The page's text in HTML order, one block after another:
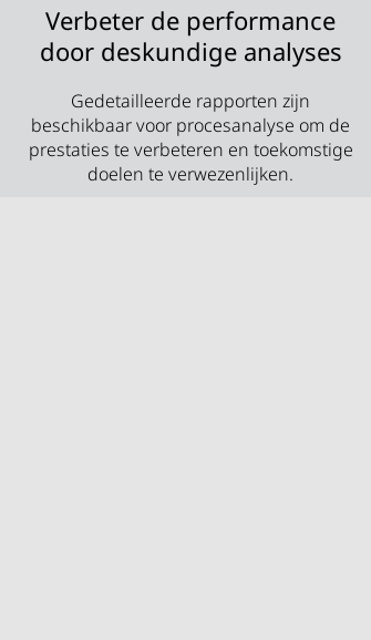
Verbeter de performance
door deskundige analyses
Gedetailleerde rapporten zijn
beschikbaar voor procesanalyse om de
prestaties te verbeteren en toekomstige
doelen te verwezenlijken.